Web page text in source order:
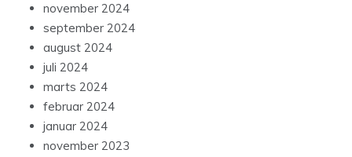
november 2024
september 2024
august 2024
juli 2024
marts 2024
februar 2024
januar 2024
november 2023